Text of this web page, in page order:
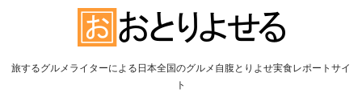
旅するグルメライターによる日本全国のグルメ自腹とりよせ実食レポートサイ
ト